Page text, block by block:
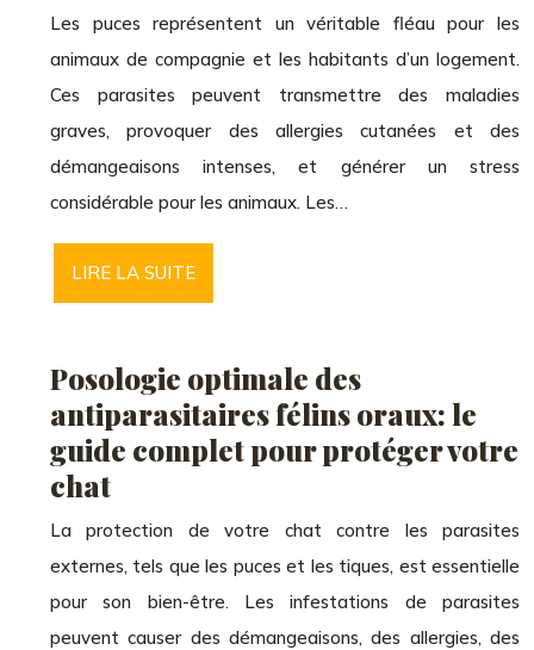
Les puces représentent un véritable fléau pour les
animaux de compagnie et les habitants d’un logement.
Ces parasites peuvent transmettre des maladies
graves, provoquer des allergies cutanées et des
démangeaisons intenses, et générer un stress
considérable pour les animaux. Les…
LIRE LA SUITE
Posologie optimale des
antiparasitaires félins oraux: le
guide complet pour protéger votre
chat
La protection de votre chat contre les parasites
externes, tels que les puces et les tiques, est essentielle
pour son bien-être. Les infestations de parasites
peuvent causer des démangeaisons, des allergies, des